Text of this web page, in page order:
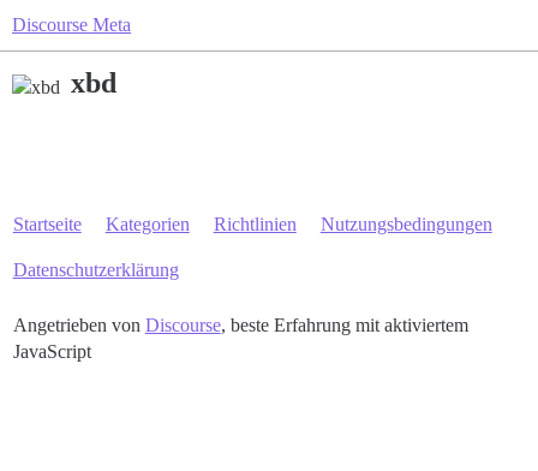
Discourse Meta
xbd
Startseite Kategorien Richtlinien Nutzungsbedingungen
Datenschutzerklärung
Angetrieben von Discourse, beste Erfahrung mit aktiviertem
JavaScript